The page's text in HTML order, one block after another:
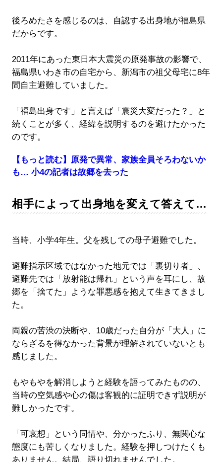
後ろめたさを感じるのは、自認する出身地が福島県
だからです。
2011年にあった東日本大震災の原発事故の影響で、
福島県いわき市の自宅から、新潟市の祖父母宅に8年
間自主避難していました。
「福島出身です」と言えば「震災大変だった？」と
続くことが多く、経緯を説明するのを避けたかった
のです。
【もっと読む】原発で異常、家族全員そろわないか
も… 小4の記者は故郷を去った
相手によって出身地を変えて答えて…
当時、小学4年生。父を残しての母子避難でした。
避難指示区域ではなかった地元では「裏切り者」、
避難先では「放射能は帰れ」という声を耳にし、故
郷を「捨てた」ような罪悪感を抱えて生きてきまし
た。
両親の苦渋の決断や、10歳だった自分が「大人」に
ならざるを得なかった背景が理解されていないとも
感じました。
もやもやを解消しようと経験を語ってみたものの、
当時の空気感や心の傷は客観的に証明できず説明が
難しかったです。
「可哀想」という同情や、分かったふり、無関心な
態度にも苦しくなりました。経験を押しつけたくも
ありません。結局、語り切れませんでした。